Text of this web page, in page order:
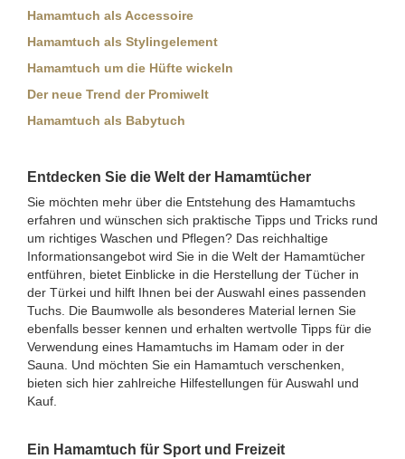
Hamamtuch als Accessoire
Hamamtuch als Stylingelement
Hamamtuch um die Hüfte wickeln
Der neue Trend der Promiwelt
Hamamtuch als Babytuch
Entdecken Sie die Welt der Hamamtücher
Sie möchten mehr über die Entstehung des Hamamtuchs
erfahren und wünschen sich praktische Tipps und Tricks rund
um richtiges Waschen und Pflegen? Das reichhaltige
Informationsangebot wird Sie in die Welt der Hamamtücher
entführen, bietet Einblicke in die Herstellung der Tücher in
der Türkei und hilft Ihnen bei der Auswahl eines passenden
Tuchs. Die Baumwolle als besonderes Material lernen Sie
ebenfalls besser kennen und erhalten wertvolle Tipps für die
Verwendung eines Hamamtuchs im Hamam oder in der
Sauna. Und möchten Sie ein Hamamtuch verschenken,
bieten sich hier zahlreiche Hilfestellungen für Auswahl und
Kauf.
Ein Hamamtuch für Sport und Freizeit